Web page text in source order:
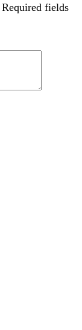
Required fields